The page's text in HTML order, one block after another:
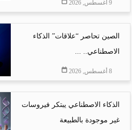
9 أغسطس, 2026
الصين تحاصر “علاقات” الذكاء
الاصطناعي.. ...
8 أغسطس, 2026
الذكاء الاصطناعي يبتكر فيروسات
غير موجودة بالطبيعة